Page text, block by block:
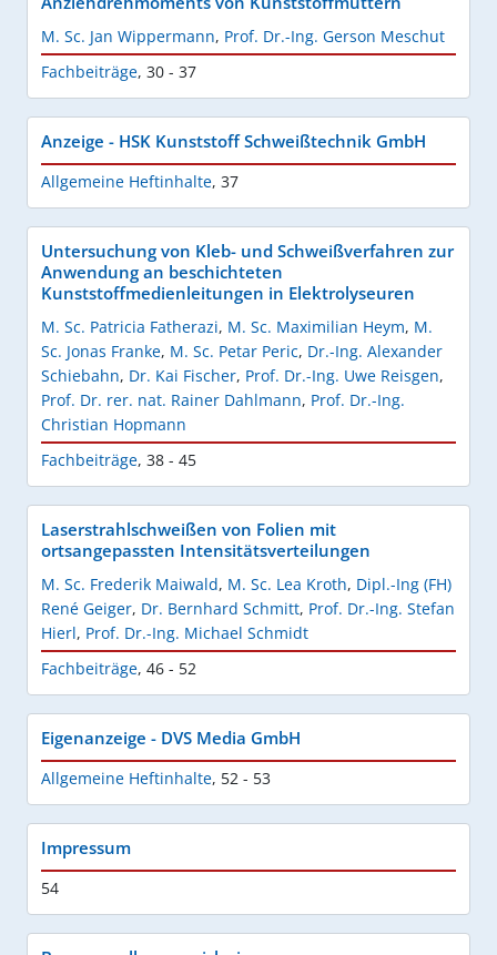
M. Sc. Jan Wippermann, Prof. Dr.-Ing. Gerson Meschut
Fachbeiträge, 30 - 37
Anzeige - HSK Kunststoff Schweißtechnik GmbH
Allgemeine Heftinhalte, 37
Untersuchung von Kleb- und Schweißverfahren zur
Anwendung an beschichteten
Kunststoffmedienleitungen in Elektrolyseuren
M. Sc. Patricia Fatherazi, M. Sc. Maximilian Heym, M.
Sc. Jonas Franke, M. Sc. Petar Peric, Dr.-Ing. Alexander
Schiebahn, Dr. Kai Fischer, Prof. Dr.-Ing. Uwe Reisgen,
Prof. Dr. rer. nat. Rainer Dahlmann, Prof. Dr.-Ing.
Christian Hopmann
Fachbeiträge, 38 - 45
Laserstrahlschweißen von Folien mit
ortsangepassten Intensitätsverteilungen
M. Sc. Frederik Maiwald, M. Sc. Lea Kroth, Dipl.-Ing (FH)
René Geiger, Dr. Bernhard Schmitt, Prof. Dr.-Ing. Stefan
Hierl, Prof. Dr.-Ing. Michael Schmidt
Fachbeiträge, 46 - 52
Eigenanzeige - DVS Media GmbH
Allgemeine Heftinhalte, 52 - 53
Impressum
54